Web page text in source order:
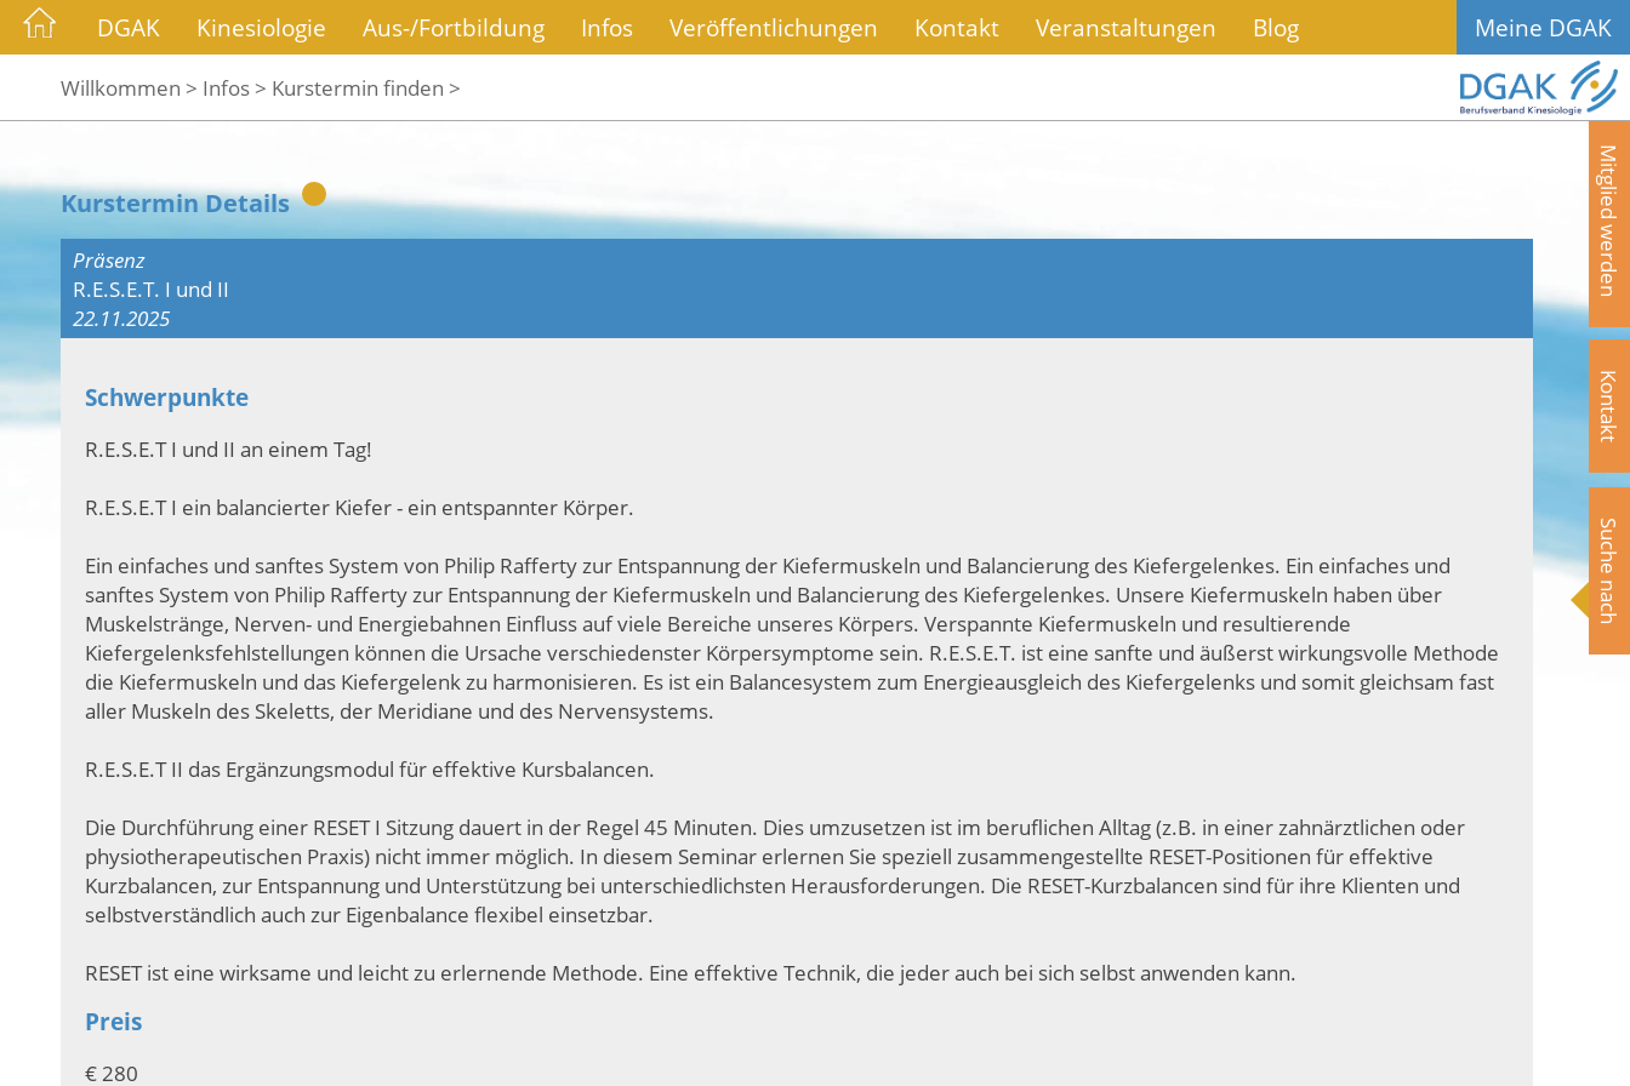
DGAK Kinesiologie Aus-/Fortbildung Infos Veröffentlichungen Kontakt Veranstaltungen Blog Meine DGAK
Willkommen > Infos > Kurstermin finden >
Mitglied werden
Kontakt
Suche nach
Kurstermin Details
Präsenz
R.E.S.E.T. I und II
22.11.2025
Schwerpunkte
R.E.S.E.T I und II an einem Tag!
R.E.S.E.T I ein balancierter Kiefer - ein entspannter Körper.
Ein einfaches und sanftes System von Philip Rafferty zur Entspannung der Kiefermuskeln und Balancierung des Kiefergelenkes. Ein einfaches und
sanftes System von Philip Rafferty zur Entspannung der Kiefermuskeln und Balancierung des Kiefergelenkes. Unsere Kiefermuskeln haben über
Muskelstränge, Nerven- und Energiebahnen Einfluss auf viele Bereiche unseres Körpers. Verspannte Kiefermuskeln und resultierende
Kiefergelenksfehlstellungen können die Ursache verschiedenster Körpersymptome sein. R.E.S.E.T. ist eine sanfte und äußerst wirkungsvolle Methode
die Kiefermuskeln und das Kiefergelenk zu harmonisieren. Es ist ein Balancesystem zum Energieausgleich des Kiefergelenks und somit gleichsam fast
aller Muskeln des Skeletts, der Meridiane und des Nervensystems.
R.E.S.E.T II das Ergänzungsmodul für effektive Kursbalancen.
Die Durchführung einer RESET I Sitzung dauert in der Regel 45 Minuten. Dies umzusetzen ist im beruflichen Alltag (z.B. in einer zahnärztlichen oder
physiotherapeutischen Praxis) nicht immer möglich. In diesem Seminar erlernen Sie speziell zusammengestellte RESET-Positionen für effektive
Kurzbalancen, zur Entspannung und Unterstützung bei unterschiedlichsten Herausforderungen. Die RESET-Kurzbalancen sind für ihre Klienten und
selbstverständlich auch zur Eigenbalance flexibel einsetzbar.
RESET ist eine wirksame und leicht zu erlernende Methode. Eine effektive Technik, die jeder auch bei sich selbst anwenden kann.
Preis
€ 280